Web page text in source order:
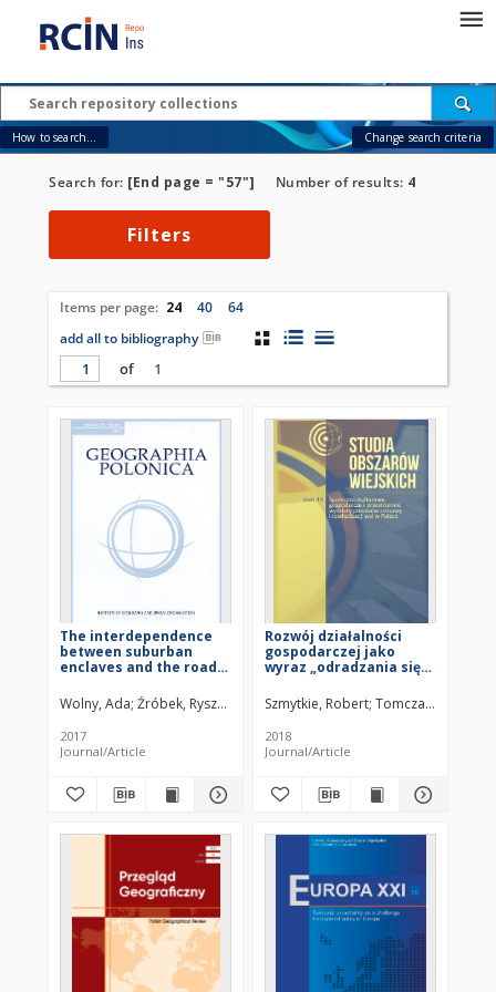
How to search... Change search criteria
Search for: [End page = "57"] Number of results: 4
Filters
Items per page: 24 40
64
add all to bibliography
of
1
The interdependence
between suburban
enclaves and the road
development process: A
case study in Poland
Wolny, Ada Źróbek, Ryszard
2017
Journal/Article
Rozwój działalności
gospodarczej jako
wyraz „odradzania się”
Entrepreneurship
development as an
indicator of rural
revival in the Kłodzko
Land
Szmytkie, Robert Tomczak,
2018
Journal/Article